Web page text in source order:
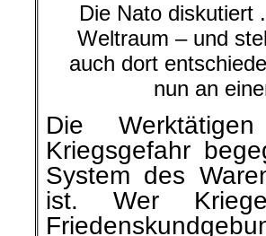
Die Nato diskutiert
Weltraum – und
auch dort
nun an
Die
Kriegsgefahr
System des
ist. Wer